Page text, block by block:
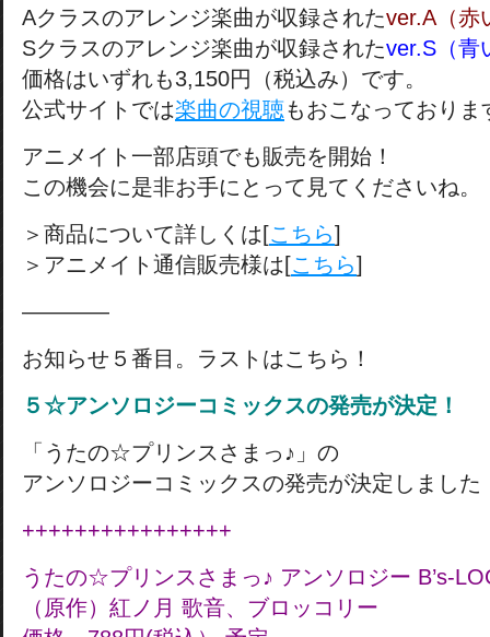
Aクラスのアレンジ楽曲が収録されたver.A（赤
Sクラスのアレンジ楽曲が収録されたver.S（青
価格はいずれも3,150円（税込み）です。
公式サイトでは楽曲の視聴もおこなっておりま
アニメイト一部店頭でも販売を開始！
この機会に是非お手にとって見てくださいね。
＞商品について詳しくは[こちら]
＞アニメイト通信販売様は[こちら]
————
お知らせ５番目。ラストはこちら！
５☆アンソロジーコミックスの発売が決定！
「うたの☆プリンスさまっ♪」の
アンソロジーコミックスの発売が決定しました
++++++++++++++++
うたの☆プリンスさまっ♪ アンソロジー B’s-
（原作）紅ノ月 歌音、ブロッコリー